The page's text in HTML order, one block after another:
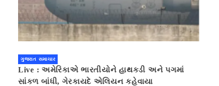
ગુજરાત સમાચાર
Live : અમેરિકાએ ભારતીયોને હાથકડી અને પગમાં
સાંકળ બાંધી, ગેરકાયદે એલિયન કહેવાયા